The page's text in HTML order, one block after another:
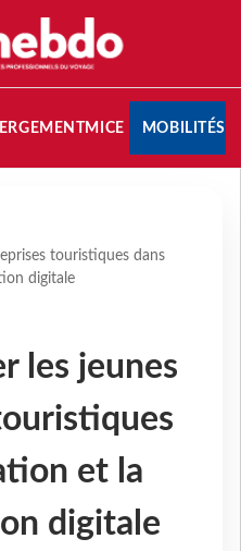
MICE MOBILITÉS
touristiques dans
digitale
les jeunes
et la
digitale